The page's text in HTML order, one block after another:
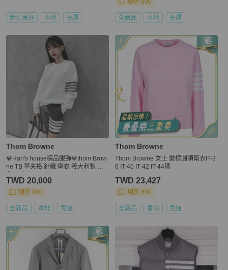
狀況良好 本地 免運
現折 800
全新品 本地 免運
Thom Browne
💎Han's house精品服飾💎thom Brow
ne TB 華夫格 針織 衛衣 義大利製 現
TWD 20,000
現折 800
全新品 本地 免運
Thom Browne
Thom Browne 女士 徽標圓領衛衣IT-3
6 IT-40 IT-42 IT-44碼
TWD 23,427
現折 800
全新品 香港 免運